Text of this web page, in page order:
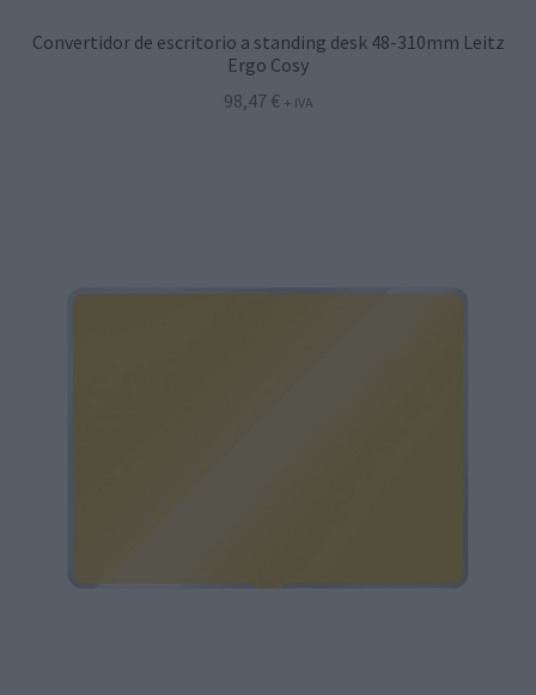
Convertidor de escritorio a standing desk 48-310mm Leitz
Ergo Cosy
98,47 € + IVA